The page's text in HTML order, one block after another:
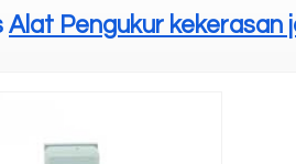
Alat Pengukur kekerasan